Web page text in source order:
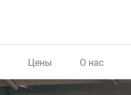
Цены О нас